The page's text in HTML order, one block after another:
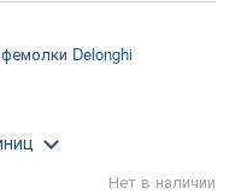
Delonghi
Нет в наличии